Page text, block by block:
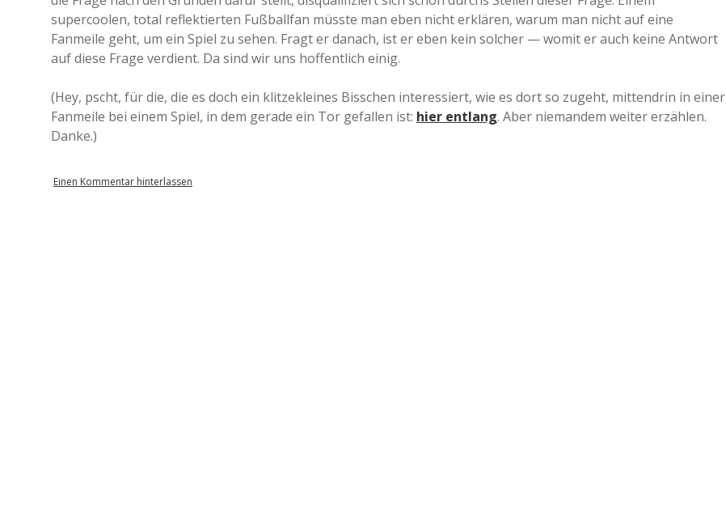
a
a
d
supercoolen, total reflektierten Fußballfan müsste man eben nicht erklären, warum man nicht auf eine
Fanmeile geht, um ein Spiel zu sehen. Fragt er danach, ist er eben kein solcher — womit er auch keine Antwort
auf diese Frage verdient. Da sind wir uns hoffentlich einig.
(Hey, pscht, für die, die es doch ein klitzekleines Bisschen interessiert, wie es dort so zugeht, mittendrin in einer
Fanmeile bei einem Spiel, in dem gerade ein Tor gefallen ist: hier entlang. Aber niemandem weiter erzählen.
Danke.)
Einen Kommentar hinterlassen